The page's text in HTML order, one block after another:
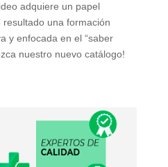
adquiere un papel
una formación
y enfocada en el “saber
nuestro nuevo catálogo!